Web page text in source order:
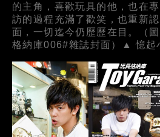
的主角，喜歡玩具的他，也在
訪的過程充滿了歡笑，也重新
面，一切迄今仍歷歷在目。（
格納庫006#雜誌封面）▲ 憶起